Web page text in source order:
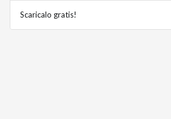
Scaricalo gratis!